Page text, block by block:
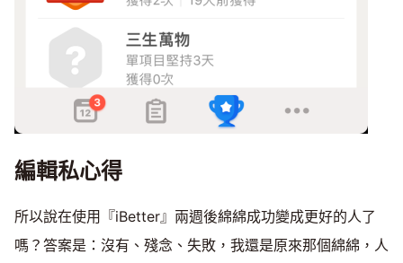
編輯私心得
所以說在使用『iBetter』兩週後綿綿成功變成更好的人了
嗎？答案是：沒有、殘念、失敗，我還是原來那個綿綿，人